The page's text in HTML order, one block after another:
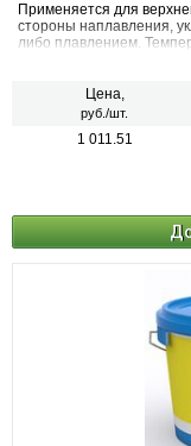
Применяется для
стороны наплавления,
либо плавлением.
Цена,
руб./шт.
1 011.51